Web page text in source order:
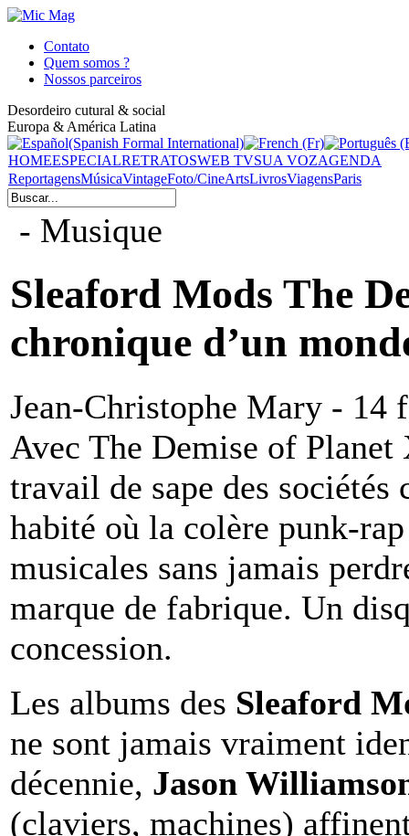
Contato
Quem somos ?
Nossos parceiros
Desordeiro cutural & social
Europa & América Latina
HOMEESPECIALRETRATOSWEB TVSUA VOZAGENDA
ReportagensMúsicaVintageFoto/CineArtsLivrosViagensParis
- Musique
Sleaford Mods The
chronique d’un
Jean-Christophe Mary - 14
Avec The Demise of
travail de sape des
habité où la colère punk-
musicales sans jamais
marque de fabrique. Un
concession.
Les albums des Sleaford
ne sont jamais vraiment
décennie, Jason
(claviers, machines)